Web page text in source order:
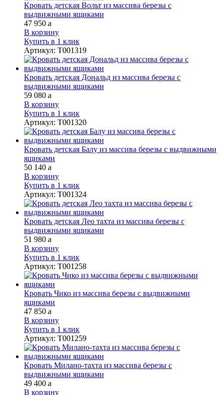
Кровать детская Вольт из массива березы с
выдвижными ящиками
47 950 a
В корзину
Купить в 1 клик
Артикул: Т001319
Кровать детская Дональд из массива березы с
выдвижными ящиками
59 080 a
В корзину
Купить в 1 клик
Артикул: Т001320
Кровать детская Балу из массива березы с выдвижными
ящиками
50 140 a
В корзину
Купить в 1 клик
Артикул: Т001324
Кровать детская Лео тахта из массива березы с
выдвижными ящиками
51 980 a
В корзину
Купить в 1 клик
Артикул: Т001258
Кровать Чико из массива березы с выдвижными
ящиками
47 850 a
В корзину
Купить в 1 клик
Артикул: Т001259
Кровать Милано-тахта из массива березы с
выдвижными ящиками
49 400 a
В корзину